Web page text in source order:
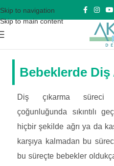
Skip to navigation
Skip to main content
Bebeklerde Diş
Diş çıkarma süreci
çoğunluğunda sıkıntılı
hiçbir şekilde ağrı ya da
karşıya kalmadan bu
bu süreçte bebekler